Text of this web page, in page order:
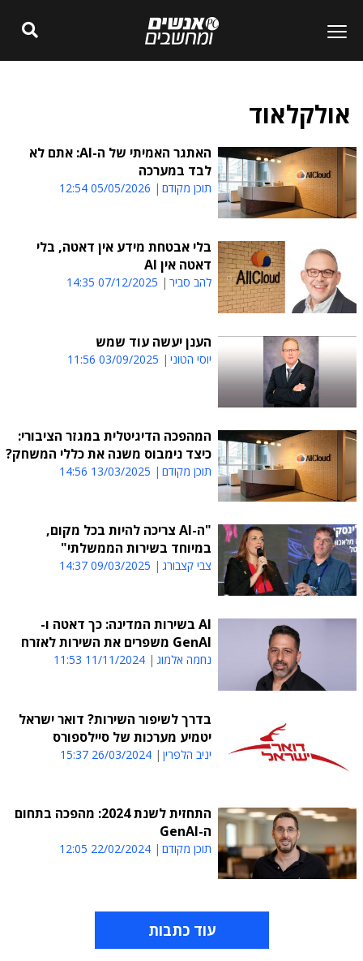
אולקלאוד
האתגר האמיתי של ה-AI: אתם לא
לבד במערכה
תוכן מקודם 05/05/2026 12:54
בלי אבטחת מידע אין דאטה, בלי
דאטה אין AI
להב סביר 07/12/2025 14:35
הענן יעשה עוד שמש
יוסי הטוני 03/09/2025 11:56
המהפכה הדיגיטלית במגזר הציבורי:
כיצד נימבוס משנה את כללי המשחק?
תוכן מקודם 13/03/2025 14:56
"ה-AI צריכה להיות בכל מקום,
במיוחד בשירות הממשלתי"
צבי קצבורג 09/03/2025 14:37
AI בשירות המדינה: כך דאטה ו-
GenAI משפרים את השירות לאזרח
נחמה אלמוג 11/11/2024 11:53
בדרך לשיפור השירות? דואר ישראל
יטמיע מערכות של סיילספורס
יניב הלפרין 26/03/2024 15:37
התחזית לשנת 2024: מהפכה בתחום
ה-GenAI
תוכן מקודם 22/02/2024 12:05
עוד כתבות